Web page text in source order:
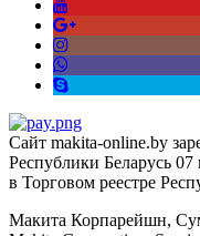
Сайт makita-online.by
Республики Беларусь
в Торговом реестре
Макита Корпарейшн,